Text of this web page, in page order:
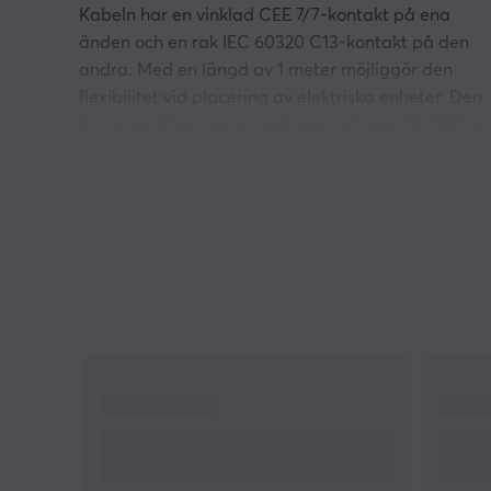
Kabeln har en vinklad CEE 7/7-kontakt på ena
änden och en rak IEC 60320 C13-kontakt på den
andra. Med en längd av 1 meter möjliggör den